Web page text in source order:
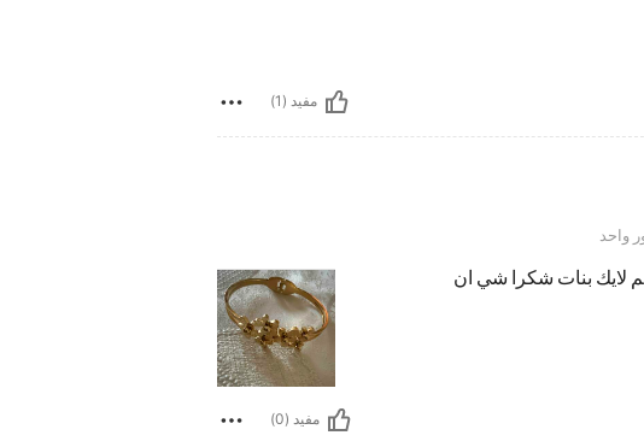
مفيد (1)
واحد
لايك بنات شكرا شي ان
مفيد (0)